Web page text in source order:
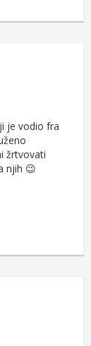
je vodio fra
žrtvovati
njih 😉